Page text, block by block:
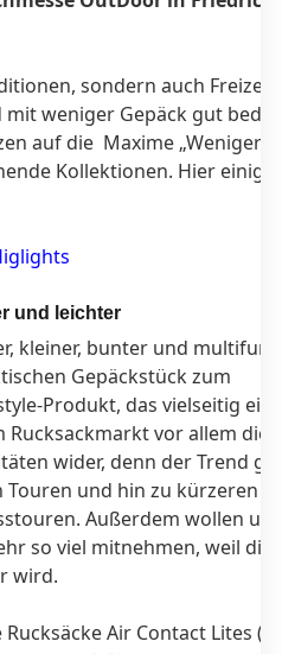
sondern auch
weniger Gepäck gut
auf die Maxime „Weniger
Kollektionen. Hier einige
und leichter
kleiner, bunter und
Gepäckstück zum
Produkt, das vielseitig
vor allem die
wider, denn der Trend
und hin zu kürzeren
Außerdem wollen
so viel mitnehmen, weil die
wird.
Air Contact Lites